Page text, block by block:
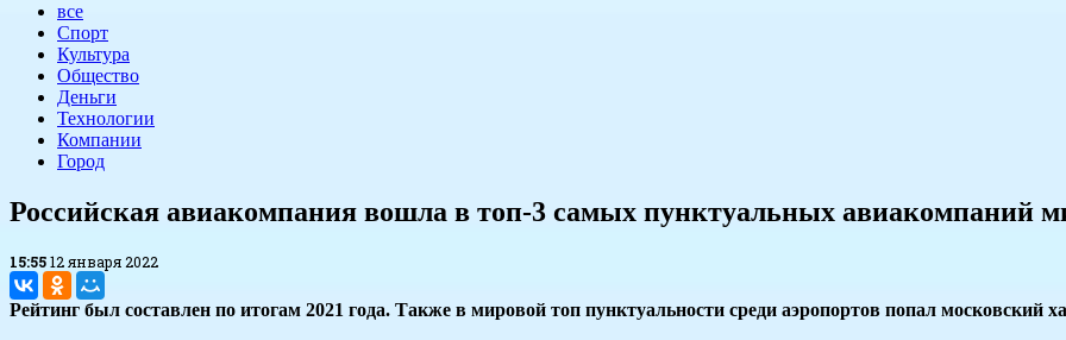
все
Спорт
Культура
Общество
Деньги
Технологии
Компании
Город
​Российская авиакомпания вошла в топ-3 самых пунктуальных авиакомпаний
15:5512 января 2022
Рейтинг был составлен по итогам 2021 года. Также в мировой топ пунктуальности среди аэропортов попал московский